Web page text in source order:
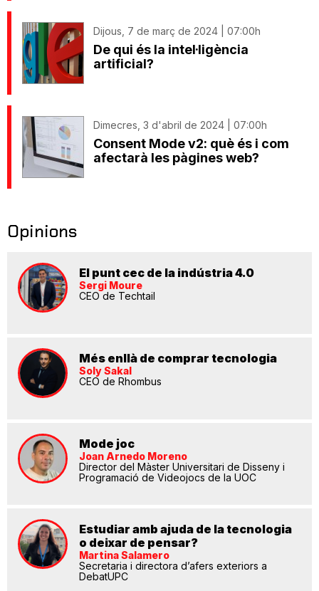
Dijous, 7 de març de 2024 | 07:00h
De qui és la intel·ligència
artificial?
Dimecres, 3 d'abril de 2024 | 07:00h
Consent Mode v2: què és i com
afectarà les pàgines web?
Opinions
El punt cec de la indústria 4.0
Sergi Moure
CEO de Techtail
Més enllà de comprar tecnologia
Soly Sakal
CEO de Rhombus
Mode joc
Joan Arnedo Moreno
Director del Màster Universitari de Disseny i
Programació de Videojocs de la UOC
Estudiar amb ajuda de la tecnologia
o deixar de pensar?
Martina Salamero
Secretaria i directora d’afers exteriors a
DebatUPC